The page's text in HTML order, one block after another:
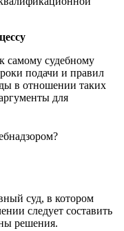
самому судебному
подачи и правил
в отношении таких
для
суд, в котором
следует составить
решения.